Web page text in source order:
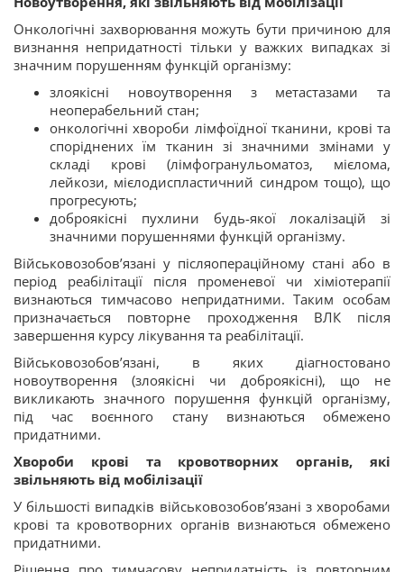
Онкологічні захворювання можуть бути причиною для
визнання непридатності тільки у важких випадках зі
значним порушенням функцій організму:
злоякісні новоутворення з метастазами та
неоперабельний стан;
онкологічні хвороби лімфоїдної тканини, крові та
споріднених їм тканин зі значними змінами у
складі крові (лімфогранульоматоз, мієлома,
лейкози, мієлодиспластичний синдром тощо), що
прогресують;
доброякісні пухлини будь-якої локалізацій зі
значними порушеннями функцій організму.
Військовозобов’язані у післяопераційному стані або в
період реабілітації після променевої чи хіміотерапії
визнаються тимчасово непридатними. Таким особам
призначається повторне проходження ВЛК після
завершення курсу лікування та реабілітації.
Військовозобов’язані, в яких діагностовано
новоутворення (злоякісні чи доброякісні), що не
викликають значного порушення функцій організму,
під час воєнного стану визнаються обмежено
придатними.
Хвороби крові та кровотворних органів, які
звільняють від мобілізації
У більшості випадків військовозобов’язані з хворобами
крові та кровотворних органів визнаються обмежено
придатними.